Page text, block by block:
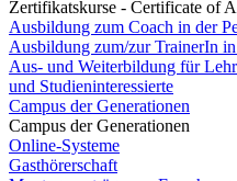
Zertifikatskurse - Certificate of
Ausbildung zum Coach in der
Ausbildung zum/zur TrainerIn
Aus- und Weiterbildung für
und Studieninteressierte
Campus der Generationen
Campus der Generationen
Online-Systeme
Gasthörerschaft